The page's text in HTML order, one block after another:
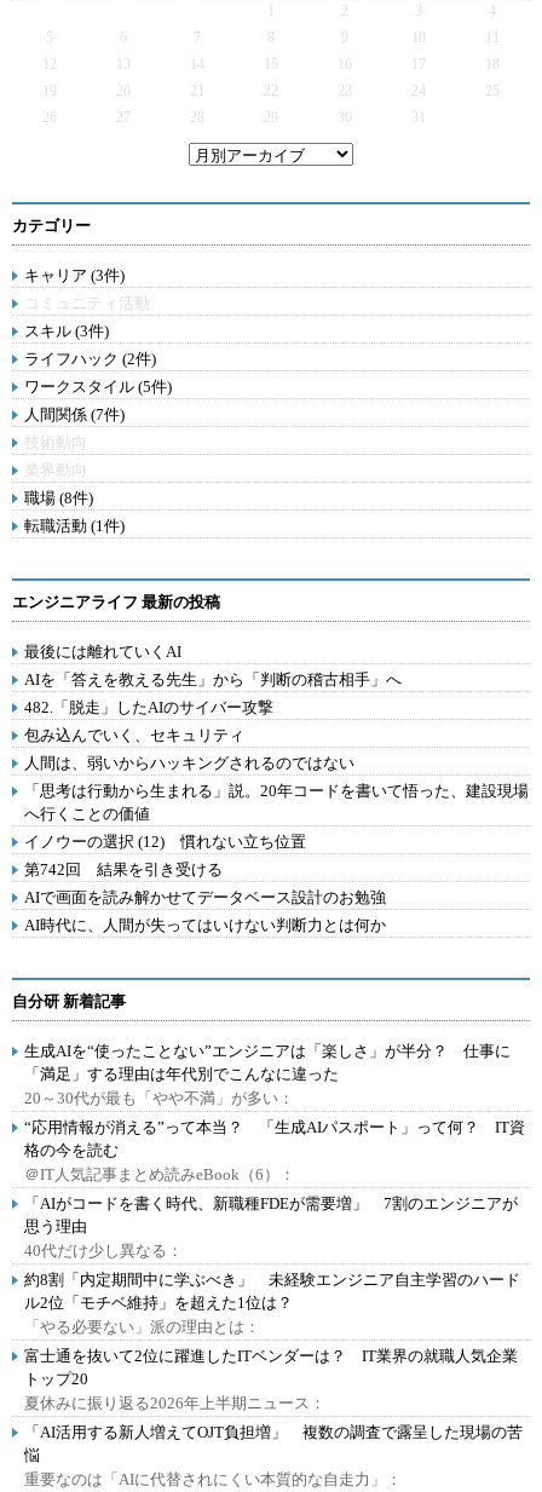
2 3
4
5
6 7 9
12
13 14 15 16 17
19
20 21 22 23 24
25
26
27 28 29 30 31
カテゴリー
キャリア (3件)
コミュニティ活動
スキル (3件)
ライフハック (2件)
ワークスタイル (5件)
人間関係 (7件)
技術動向
業界動向
職場 (8件)
転職活動 (1件)
エンジニアライフ 最新の投稿
最後には離れていくAI
AIを「答えを教える先生」から「判断の稽古相手」へ
482.「脱走」したAIのサイバー攻撃
包み込んでいく、セキュリティ
人間は、弱いからハッキングされるのではない
「思考は行動から生まれる」説。20年コードを書いて悟った、建設現場
へ行くことの価値
イノウーの選択 (12) 慣れない立ち位置
第742回 結果を引き受ける
AIで画面を読み解かせてデータベース設計のお勉強
AI時代に、人間が失ってはいけない判断力とは何か
自分研 新着記事
生成AIを“使ったことない”エンジニアは「楽しさ」が半分？ 仕事に
「満足」する理由は年代別でこんなに違った
20～30代が最も「やや不満」が多い：
“応用情報が消える”って本当？ 「生成AIパスポート」って何？ IT資
格の今を読む
＠IT人気記事まとめ読みeBook（6）：
「AIがコードを書く時代、新職種FDEが需要増」 7割のエンジニアが
思う理由
40代だけ少し異なる：
約8割「内定期間中に学ぶべき」 未経験エンジニア自主学習のハード
ル2位「モチベ維持」を超えた1位は？
「やる必要ない」派の理由とは：
富士通を抜いて2位に躍進したITベンダーは？ IT業界の就職人気企業
トップ20
夏休みに振り返る2026年上半期ニュース：
「AI活用する新人増えてOJT負担増」 複数の調査で露呈した現場の苦
悩
重要なのは「AIに代替されにくい本質的な自走力」：